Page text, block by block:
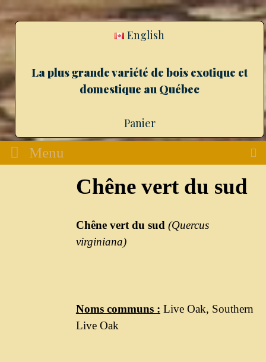
English
La plus grande variété de bois exotique et
domestique au Québec
Panier
Menu
Chêne vert du sud
Chêne vert du sud (Quercus
virginiana)
Noms communs : Live Oak, Southern
Live Oak